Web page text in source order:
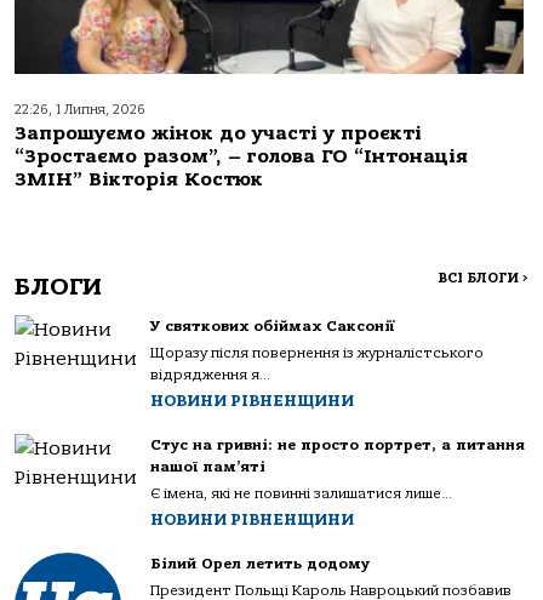
22:26, 1 Липня, 2026
Запрошуємо жінок до участі у проєкті
“Зростаємо разом”, – голова ГО “Інтонація
ЗМІН” Вікторія Костюк
БЛОГИ ВСІ БЛОГИ >
У святкових обіймах Саксонії
Щоразу після повернення із журналістського
відрядження я...
НОВИНИ РІВНЕНЩИНИ
Стус на гривні: не просто портрет, а питання
нашої пам’яті
Є імена, які не повинні залишатися лише...
НОВИНИ РІВНЕНЩИНИ
Білий Орел летить додому
Президент Польщі Кароль Навроцький позбавив